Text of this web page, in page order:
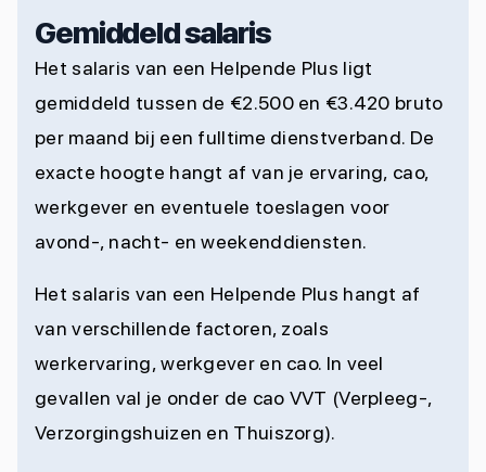
Gemiddeld salaris
Het salaris van een Helpende Plus ligt
gemiddeld tussen de €2.500 en €3.420 bruto
per maand bij een fulltime dienstverband. De
exacte hoogte hangt af van je ervaring, cao,
werkgever en eventuele toeslagen voor
avond-, nacht- en weekenddiensten.
Het salaris van een Helpende Plus hangt af
van verschillende factoren, zoals
werkervaring, werkgever en cao. In veel
gevallen val je onder de cao VVT (Verpleeg-,
Verzorgingshuizen en Thuiszorg).